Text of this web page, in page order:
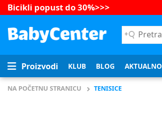
Bicikli popust do 30%>>>
Pretraži
...
Proizvodi KLUB BLOG AKTUALNO
NA POČETNU STRANICU TENISICE